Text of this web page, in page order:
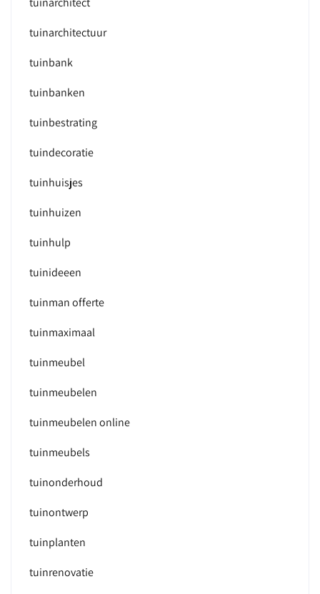
tuinarchitectuur
tuinbank
tuinbanken
tuinbestrating
tuindecoratie
tuinhuisjes
tuinhuizen
tuinhulp
tuinideeen
tuinman offerte
tuinmaximaal
tuinmeubel
tuinmeubelen
tuinmeubelen online
tuinmeubels
tuinonderhoud
tuinontwerp
tuinplanten
tuinrenovatie